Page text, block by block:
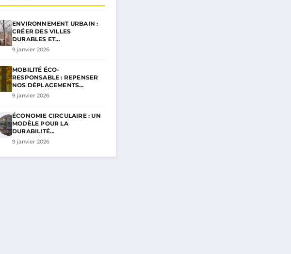
ENVIRONNEMENT URBAIN :
CRÉER DES VILLES
DURABLES ET…
9 janvier 2026
MOBILITÉ ÉCO-
RESPONSABLE : REPENSER
NOS DÉPLACEMENTS…
9 janvier 2026
ÉCONOMIE CIRCULAIRE : UN
MODÈLE POUR LA
DURABILITÉ…
9 janvier 2026